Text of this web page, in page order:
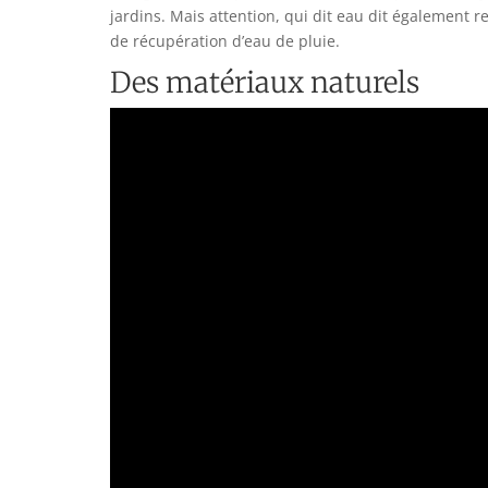
jardins. Mais attention, qui dit eau dit également
de récupération d’eau de pluie.
Des matériaux naturels